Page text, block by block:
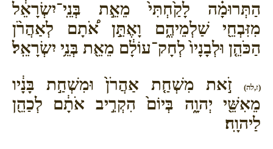
הַתְּרוּמָ֗ה לָקַ֙חְתִּי֙ מֵאֵ֣ת בְּנֵֽי־יִשְׂרָאֵ֔ל
מִזִּבְחֵ֖י שַׁלְמֵיהֶ֑ם וָאֶתֵּ֣ן אֹ֠תָם לְאַהֲרֹ֨ן
הַכֹּהֵ֤ן וּלְבָנָיו֙ לְחָק־עוֹלָ֔ם מֵאֵ֖ת בְּנֵ֥י יִשְׂרָאֵֽל׃
(ז,לה)
זֹ֣את מִשְׁחַ֤ת אַהֲרֹן֙ וּמִשְׁחַ֣ת בָּנָ֔יו
מֵאִשֵּׁ֖י יְהוָ֑ה בְּיוֹם֙ הִקְרִ֣יב אֹתָ֔ם לְכַהֵ֖ן
לַיהוָֽה׃